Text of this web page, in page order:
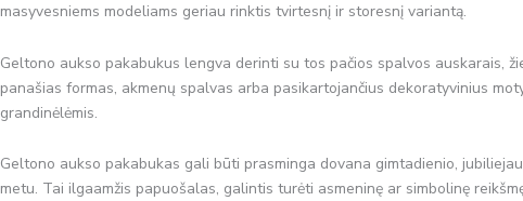
masyvesniems modeliams geriau rinktis tvirtesnį ir storesnį variantą.
Geltono aukso pakabukus lengva derinti su tos pačios spalvos auskarais,
panašias formas, akmenų spalvas arba pasikartojančius dekoratyvinius
grandinėlėmis.
Geltono aukso pakabukas gali būti prasminga dovana gimtadienio,
metu. Tai ilgaamžis papuošalas, galintis turėti asmeninę ar simbolinę